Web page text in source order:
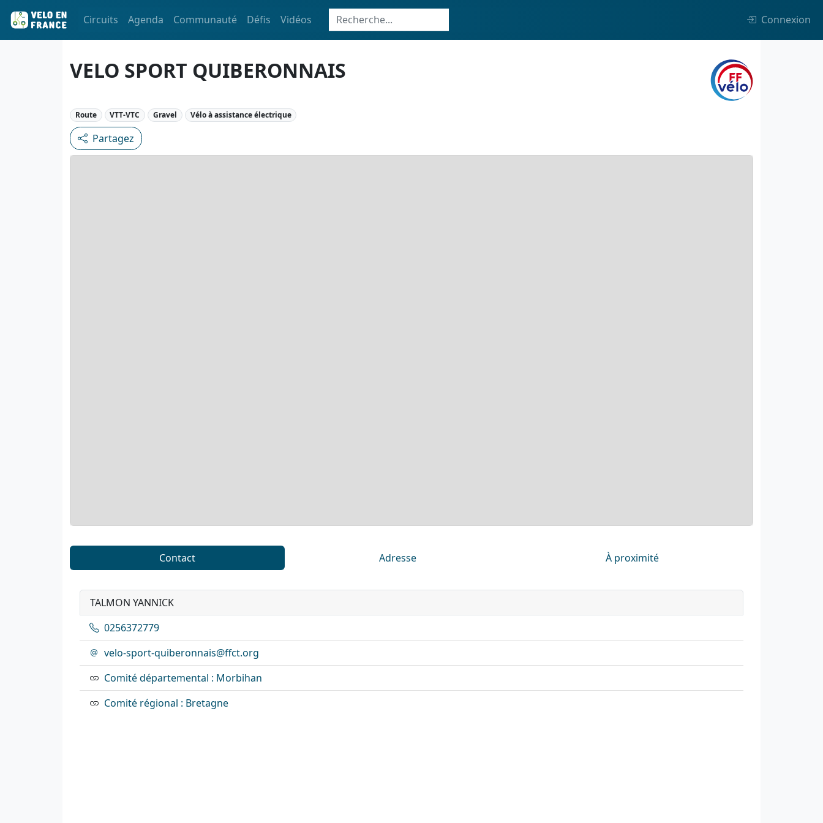
Circuits Agenda Communauté Défis Vidéos Connexion
VELO SPORT QUIBERONNAIS
Route VTT-VTC Gravel Vélo à assistance électrique
Partagez
Contact Adresse À proximité
TALMON YANNICK
0256372779
velo-sport-quiberonnais@ffct.org
Comité départemental : Morbihan
Comité régional : Bretagne